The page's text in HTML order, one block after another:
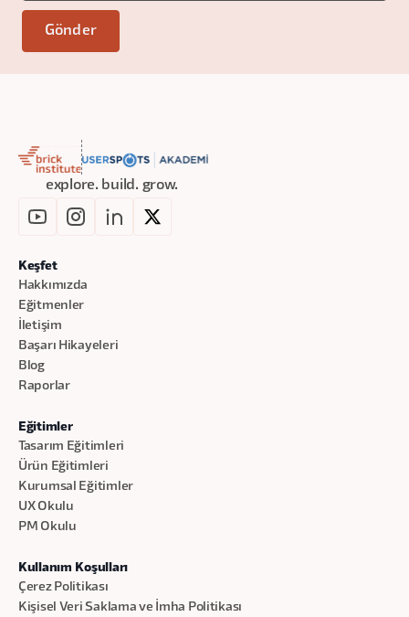
explore. build. grow.
Keşfet
Hakkımızda
Eğitmenler
İletişim
Başarı Hikayeleri
Blog
Raporlar
Eğitimler
Tasarım Eğitimleri
Ürün Eğitimleri
Kurumsal Eğitimler
UX Okulu
PM Okulu
Kullanım Koşulları
Çerez Politikası
Kişisel Veri Saklama ve İmha Politikası